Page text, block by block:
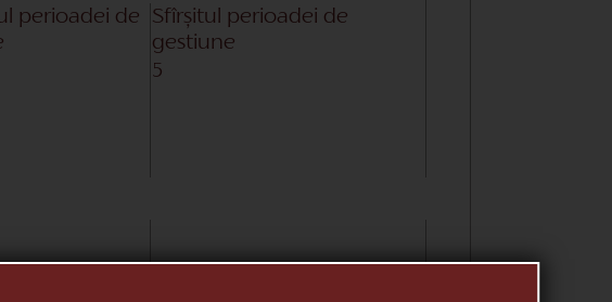
perioadei de
Sfîrșitul perioadei de
gestiune
5